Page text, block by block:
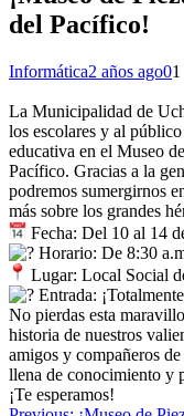
del Pacífico!
Informática2 años ago0
La Municipalidad de
los escolares y al
educativa en el Museo
Pacífico. Gracias a la
podremos sumergirnos
más sobre los grandes
Fecha: Del 10 al 14
Horario: De 8:30
Lugar: Local Social
Entrada:
No pierdas esta
historia de nuestros
amigos y compañeros
llena de conocimiento y
¡Te esperamos!